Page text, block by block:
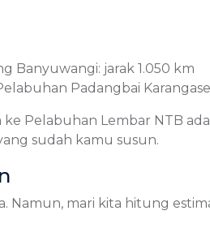
Banyuwangi: jarak 1.050 km
Padangbai
Pelabuhan Lembar NTB
sudah kamu susun.
mari kita hitung